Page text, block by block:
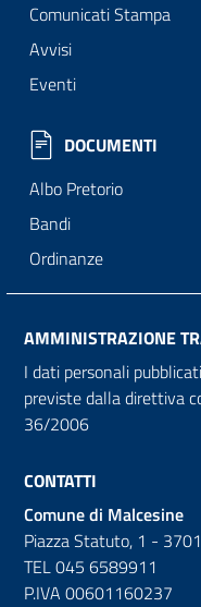
Comunicati Stampa
Avvisi
Eventi
DOCUMENTI
Albo Pretorio
Bandi
Ordinanze
AMMINISTRAZIONE
I dati personali
previste dalla direttiva
36/2006
CONTATTI
Comune di Malcesine
Piazza Statuto, 1 -
TEL 045 6589911
P.IVA 00601160237